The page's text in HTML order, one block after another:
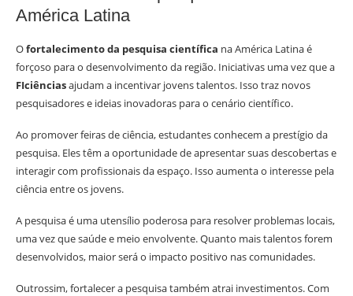
América Latina
Ofortalecimento da pesquisa científica na América Latina é
forçoso para o desenvolvimento da região. Iniciativas uma vez que a
FIciênciasajudam a incentivar jovens talentos. Isso traz novos
pesquisadores e ideias inovadoras para o cenário científico.
Ao promover feiras de ciência, estudantes conhecem a prestígio da
pesquisa. Eles têm a oportunidade de apresentar suas descobertas e
interagir com profissionais da espaço. Isso aumenta o interesse pela
ciência entre os jovens.
A pesquisa é uma utensílio poderosa para resolver problemas locais,
uma vez que saúde e meio envolvente. Quanto mais talentos forem
desenvolvidos, maior será o impacto positivo nas comunidades.
Outrossim, fortalecer a pesquisa também atrai investimentos. Com